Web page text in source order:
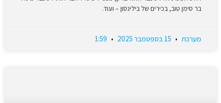
בר סימן טוב, בכירים של בילינסון – ועוד.
מערכת